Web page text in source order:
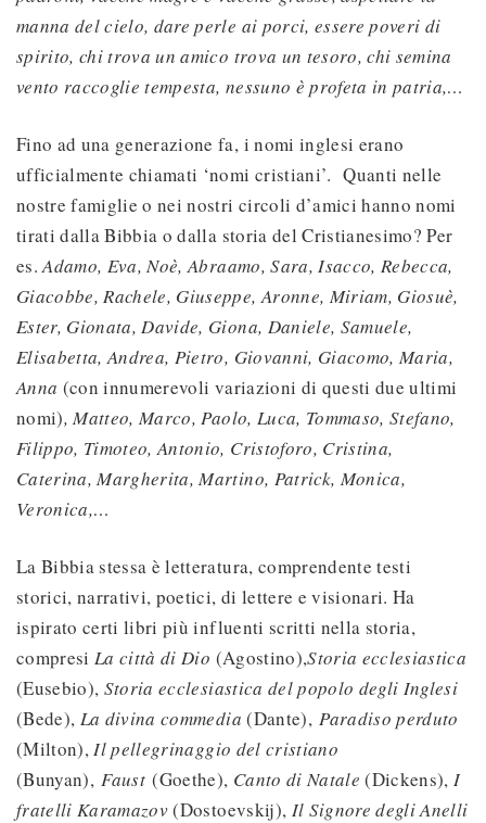
manna del cielo, dare perle ai porci, essere poveri di
spirito, chi trova un amico trova un tesoro, chi semina
vento raccoglie tempesta, nessuno è profeta in patria,…
Fino ad una generazione fa, i nomi inglesi erano
ufficialmente chiamati ‘nomi cristiani’. Quanti nelle
nostre famiglie o nei nostri circoli d’amici hanno nomi
tirati dalla Bibbia o dalla storia del Cristianesimo? Per
es.Adamo, Eva, Noè, Abraamo, Sara, Isacco, Rebecca,
Giacobbe, Rachele, Giuseppe, Aronne, Miriam, Giosuè,
Ester, Gionata, Davide, Giona, Daniele, Samuele,
Elisabetta, Andrea, Pietro, Giovanni, Giacomo, Maria,
Anna (con innumerevoli variazioni di questi due ultimi
nomi), Matteo, Marco, Paolo, Luca, Tommaso, Stefano,
Filippo, Timoteo, Antonio, Cristoforo, Cristina,
Caterina, Margherita, Martino, Patrick, Monica,
Veronica,…
La Bibbia stessa è letteratura, comprendente testi
storici, narrativi, poetici, di lettere e visionari. Ha
ispirato certi libri più influenti scritti nella storia,
compresiLa città di Dio (Agostino),Storia ecclesiastica
(Eusebio), Storia ecclesiastica del popolo degli Inglesi
(Bede), La divina commedia(Dante),Paradiso perduto
(Milton),Il pellegrinaggio del cristiano
(Bunyan),Faust(Goethe), Canto di Natale(Dickens),I
fratelli Karamazov(Dostoevskij), Il Signore degli Anelli